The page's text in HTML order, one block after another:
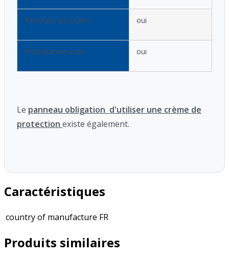
Résistant aux huiles oui
Photoluminescent oui
Le panneau obligation d'utiliser une crème de
protection existe également.
Caractéristiques
country of manufacture FR
Produits similaires